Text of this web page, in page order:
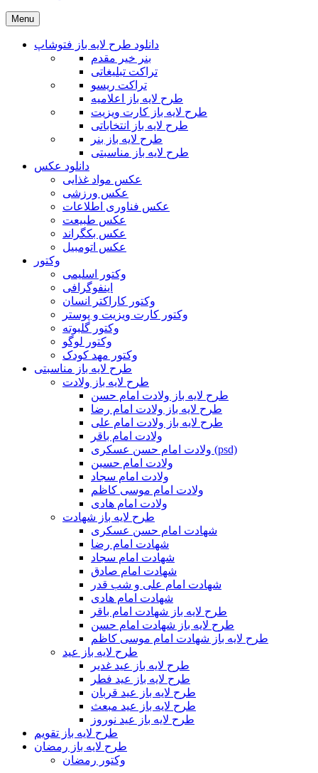
Menu
دانلود طرح لایه باز فتوشاپ
بنر خیر مقدم
تراکت تبلیغاتی
تراکت ریسو
طرح لایه باز اعلامیه
طرح لایه باز کارت ویزیت
طرح لایه باز انتخاباتی
طرح لایه باز بنر
طرح لایه باز مناسبتی
دانلود عکس
عکس مواد غذایی
عکس ورزشی
عکس فناوری اطلاعات
عکس طبیعت
عکس بکگراند
عکس اتومبیل
وکتور
وکتور اسلیمی
اینفوگرافی
وکتور کاراکتر انسان
وکتور کارت ویزیت و پوستر
وکتور گلبوته
وکتور لوگو
وکتور مهد کودک
طرح لایه باز مناسبتی
طرح لایه باز ولادت
طرح لایه باز ولادت امام حسن
طرح لایه باز ولادت امام رضا
طرح لایه باز ولادت امام علی
ولادت امام باقر
ولادت امام حسن عسکری (psd)
ولادت امام حسین
ولادت امام سجاد
ولادت امام موسی کاظم
ولادت امام هادی
طرح لایه باز شهادت
شهادت امام حسن عسکری
شهادت امام رضا
شهادت امام سجاد
شهادت امام صادق
شهادت امام علی و شب قدر
شهادت امام هادی
طرح لایه باز شهادت امام باقر
طرح لایه باز شهادت امام حسن
طرح لایه باز شهادت امام موسی کاظم
طرح لایه باز عید
طرح لایه باز عید غدیر
طرح لایه باز عید فطر
طرح لایه باز عید قربان
طرح لایه باز عید مبعث
طرح لایه باز عید نوروز
طرح لایه باز تقویم
طرح لایه باز رمضان
وکتور رمضان